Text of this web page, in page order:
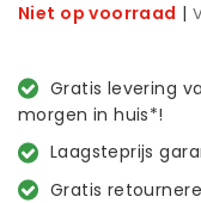
Niet op voorraad |
Gratis levering
morgen in huis*!
Laagsteprijs
Gratis